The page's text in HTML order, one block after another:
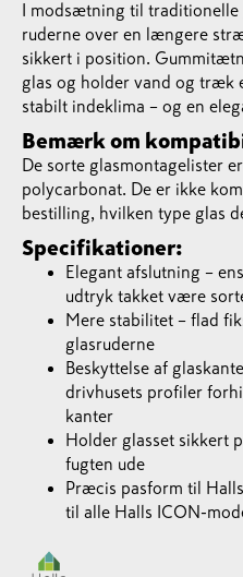
I modsætning til
ruderne over en længere
sikkert i position.
glas og holder vand og træk
stabilt indeklima – og en
Bemærk om
De sorte glasmontagelister
polycarbonat. De er ikke
bestilling, hvilken type glas
Specifikationer:
Elegant afslutning –
udtryk takket være
Mere stabilitet – flad
glasruderne
Beskyttelse af
drivhusets profiler
kanter
Holder glasset sikkert
fugten ude
Præcis pasform til
til alle Halls ICON-